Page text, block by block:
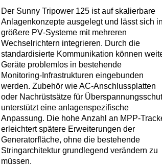
Der Sunny Tripower 125 ist auf skalierbare
Anlagenkonzepte ausgelegt und lässt sich
größere PV‑Systeme mit mehreren
Wechselrichtern integrieren. Durch die
standardisierte Kommunikation können
Geräte problemlos in bestehende
Monitoring‑Infrastrukturen eingebunden
werden. Zubehör wie AC‑Anschlussplatten
oder Nachrüstsätze für
unterstützt eine anlagenspezifische
Anpassung. Die hohe Anzahl an
erleichtert spätere Erweiterungen der
Generatorfläche, ohne die bestehende
Stringarchitektur grundlegend verändern zu
müssen.